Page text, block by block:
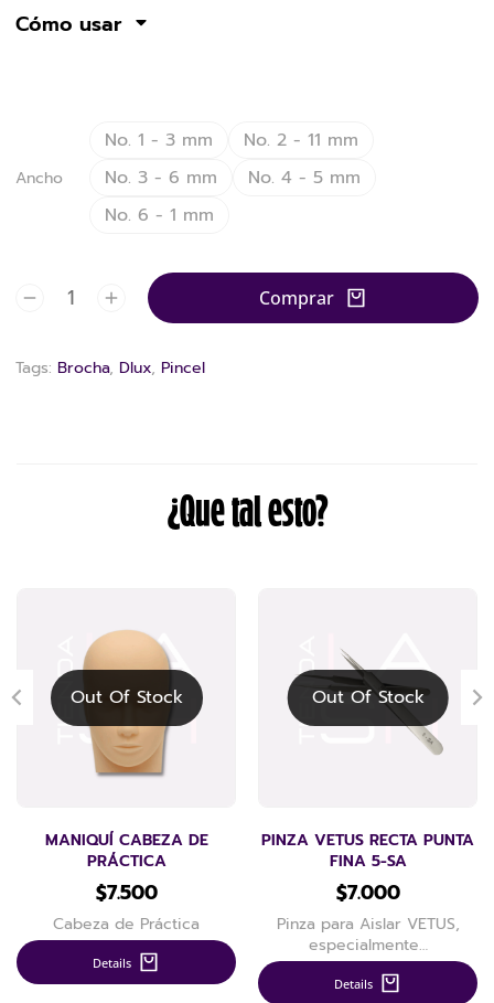
Cómo usar
Ancho
No. 1 - 3 mm
No. 2 - 11 mm
No. 3 - 6 mm
No. 4 - 5 mm
No. 6 - 1 mm
Comprar
Tags: Brocha, Dlux, Pincel
¿Que tal esto?
Out Of Stock
MANIQUÍ CABEZA DE
PRÁCTICA
$7.500
Cabeza de Práctica
Details
Out Of Stock
PINZA VETUS RECTA PUNTA
FINA 5-SA
$7.000
Pinza para Aislar VETUS,
especialmente…
Details